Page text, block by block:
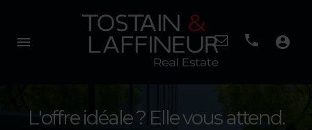
menu account_circle
L'offre idéale ? Elle vous attend.